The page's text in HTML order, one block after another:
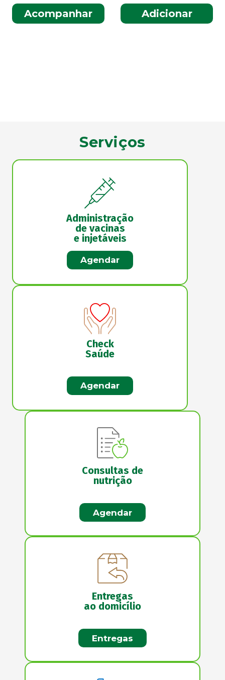
Acompanhar Adicionar
Serviços
Administração
de vacinas
e injetáveis
Agendar
Check
Saúde
Agendar
Consultas de
nutrição
Agendar
Entregas
ao domicílio
Entregas